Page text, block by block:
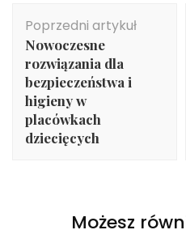
wpisu
Poprzedni artykuł
Nowoczesne
rozwiązania dla
bezpieczeństwa i
higieny w
placówkach
dziecięcych
Możesz